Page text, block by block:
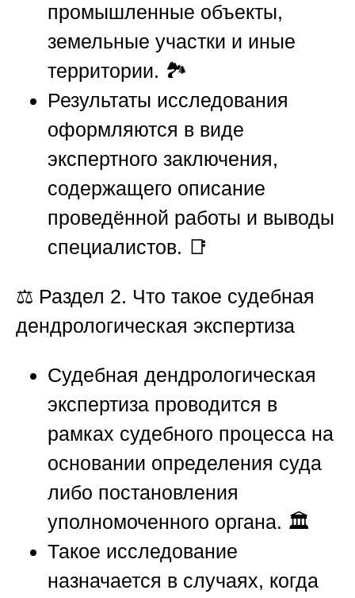
промышленные объекты,
земельные участки и иные
территории. 🏞️
Результаты исследования
оформляются в виде
экспертного заключения,
содержащего описание
проведённой работы и выводы
специалистов. 📑
⚖️ Раздел 2. Что такое судебная
дендрологическая экспертиза
Судебная дендрологическая
экспертиза проводится в
рамках судебного процесса на
основании определения суда
либо постановления
уполномоченного органа. 🏛️
Такое исследование
назначается в случаях, когда